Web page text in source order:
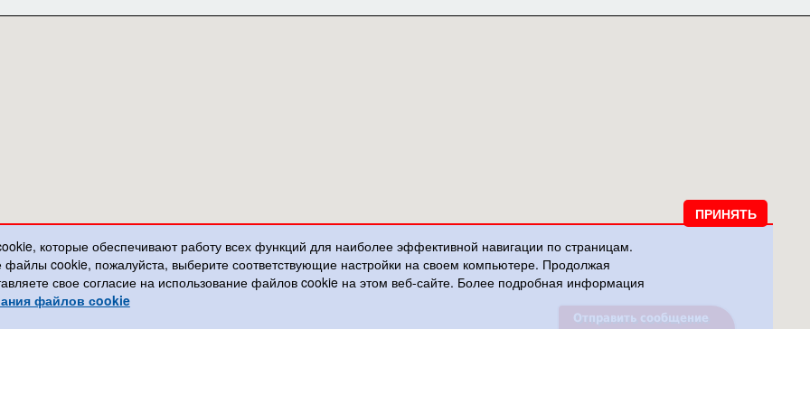
Отправить сообщение
которые обеспечивают работу всех функций для наиболее эффективной навигации по страницам.
cookie, пожалуйста, выберите соответствующие настройки на своем компьютере. Продолжая
свое согласие на использование файлов cookie на этом веб-сайте. Более подробная информация
файлов сookie